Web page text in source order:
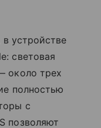
в устройстве
световая
около трех
полностью
с
позволяют